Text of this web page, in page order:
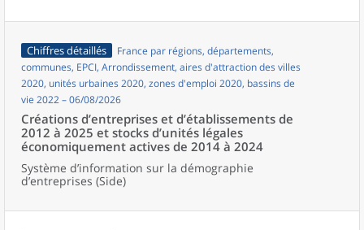
Chiffres détaillés
France par régions, départements,
communes, EPCI, Arrondissement, aires d'attraction des villes
2020, unités urbaines 2020, zones d'emploi 2020, bassins de
vie 2022 – 06/08/2026
Créations d’entreprises et d’établissements de
2012 à 2025 et stocks d’unités légales
économiquement actives de 2014 à 2024
Système d’information sur la démographie
d’entreprises (Side)